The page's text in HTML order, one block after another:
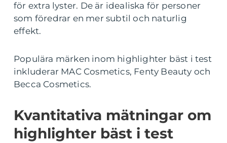
för extra lyster. De är idealiska för personer
som föredrar en mer subtil och naturlig
effekt.
Populära märken inom highlighter bäst i test
inkluderar MAC Cosmetics, Fenty Beauty och
Becca Cosmetics.
Kvantitativa mätningar om
highlighter bäst i test